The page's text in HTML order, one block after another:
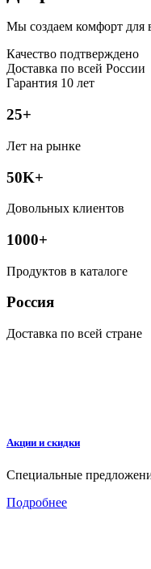
Мы создаем комфорт для
Качество подтверждено
Доставка по всей России
Гарантия 10 лет
25+
Лет на рынке
50K+
Довольных клиентов
1000+
Продуктов в каталоге
Россия
Доставка по всей стране
Акции и скидки
Специальные
Подробнее